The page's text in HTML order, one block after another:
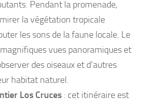
Pendant la promenade,
la végétation tropicale
les sons de la faune locale. Le
vues panoramiques et
des oiseaux et d’autres
habitat naturel.
Los Cruces : cet itinéraire est